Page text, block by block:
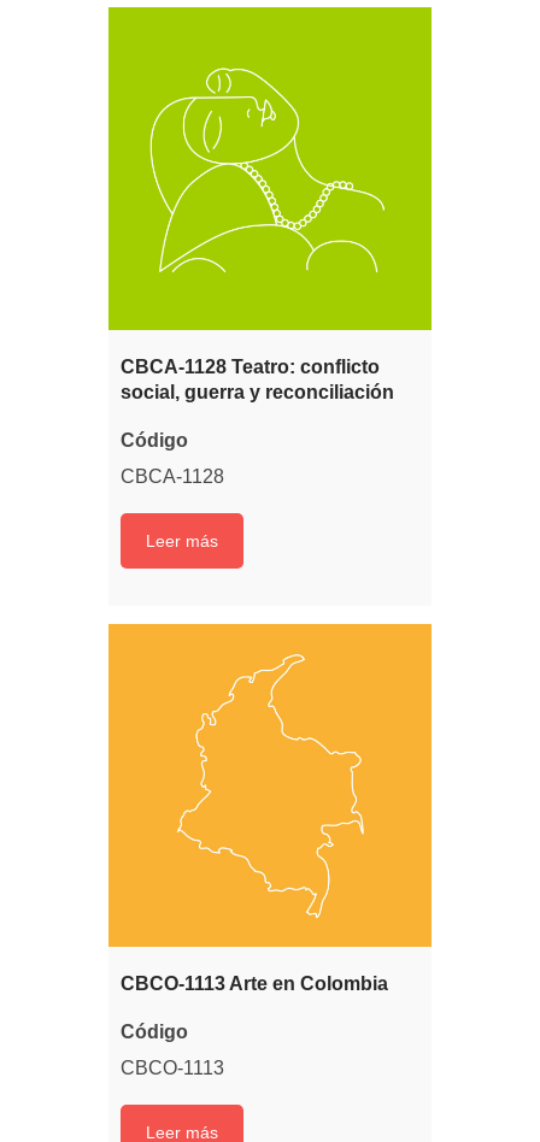
CBCA-1128 Teatro: conflicto
social, guerra y reconciliación
Código
CBCA-1128
Leer más
CBCO-1113 Arte en Colombia
Código
CBCO-1113
Leer más